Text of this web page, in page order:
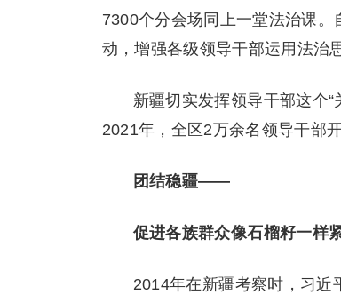
7300个分会场同上一堂法治课
动，增强各级领导干部运用法治
新疆切实发挥领导干部这个
2021年，全区2万余名领导干部
团结稳疆——
促进各族群众像石榴籽一样
2014年在新疆考察时，习近